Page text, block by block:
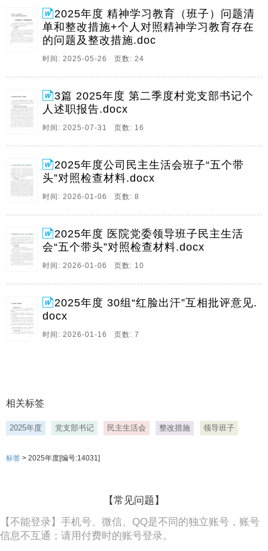
定精神学习教育存在的问题及整改措施八项规定精神,班
子,问题清单和整改措施八项规定精神,班子。
2、12025年度第二季度村党支部书记个人述职报告年度
第二季度村党支部书记个人述职报告本季度,在镇党委,政
和包村核心任务,立足,村实际,聚焦主责主业,积极履职尽
责,全力推动各项工作落地见效,现将。
3、12025年度公司民主生活会班子年度公司民主生活会
班子,五个带头,五个带头,对照检查材料范文对照检查材
发展有限公司领导班子紧扣本次民主生活会主题,深入学
习贯彻习近平新时代中国特色社会主义思想。
4、12025年度医院党委领导班子民主生活会年度医院党
委领导班子民主生活会,五个带头,五个带头,对照检查材
料对照检查材料根据县委关于开好2025年度民主生活会
的统一部署和要求,县医院党委领导班子紧扣本次民主生
活会主题,在扎实开展会前学习研讨,广。
5、130组组,红脸出汗,红脸出汗,互相批评意见互相批评
结合工作实际融会贯通不够,学用脱节现象较明显,2,主动
学习意识薄弱,常依赖集体。
2025年度 精神学习教育（班子）问题清
单和整改措施+个人对照精神学习教育存在
的问题及整改措施.doc
时间: 2025-05-26 页数: 24
3篇 2025年度 第二季度村党支部书记个
人述职报告.docx
时间: 2025-07-31 页数: 16
2025年度公司民主生活会班子“五个带
头”对照检查材料.docx
时间: 2026-01-06 页数: 8
2025年度 医院党委领导班子民主生活
会“五个带头”对照检查材料.docx
时间: 2026-01-06 页数: 10
2025年度 30组“红脸出汗”互相批评意见.
docx
时间: 2026-01-16 页数: 7
相关标签
2025年度 党支部书记 民主生活会 整改措施 领导班子
标签 > 2025年度[编号:14031]
【常见问题】
【不能登录】手机号、微信、QQ是不同的独立账号，账号
信息不互通；请用付费时的账号登录。